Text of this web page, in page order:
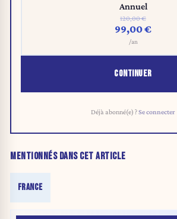
Annuel
120,00 €
99,00 €
/an
CONTINUER
Déjà abonné(e) ?Se connecter
MENTIONNÉS DANS CET ARTICLE
FRANCE